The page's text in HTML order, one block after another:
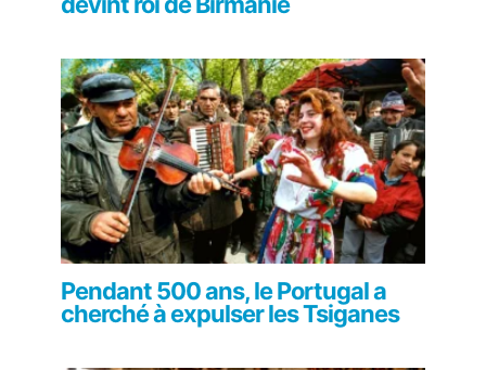
Pendant 500 ans, le Portugal a
cherché à expulser les Tsiganes